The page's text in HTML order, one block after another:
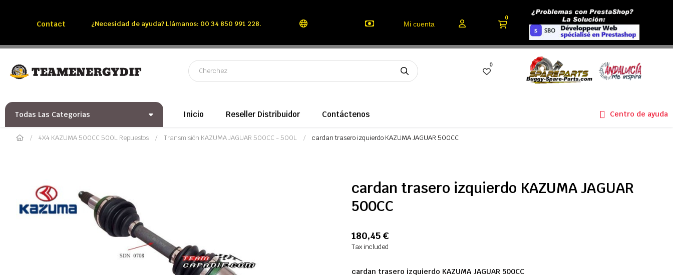
Contact ¿Necesidad de ayuda? Llámanos: 00 34 850 991 228. Mi cuenta
0
0
Todas Las Categorias Inicio Reseller Distribuidor Contáctenos Centro de ayuda
4X4 KAZUMA 500CC 500L Repuestos Transmisión KAZUMA JAGUAR 500CC - 500L cardan trasero izquierdo KAZUMA JAGUAR 500CC
cardan trasero izquierdo KAZUMA JAGUAR
500CC
180,45 €
Tax included
cardan trasero izquierdo KAZUMA JAGUAR 500CC